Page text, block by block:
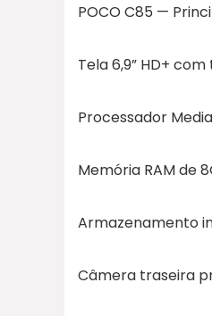
POCO C85 —
Tela 6,9” HD+
Processador
Memória RAM de
Armazenamento
Câmera traseira